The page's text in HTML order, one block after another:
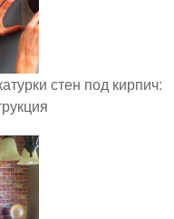
стен под кирпич: